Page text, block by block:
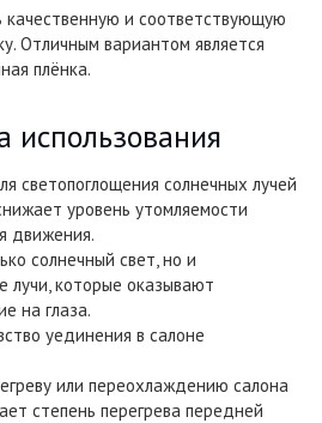
и соответствующую
Отличным вариантом является
плёнка.
использования
светопоглощения солнечных лучей
уровень утомляемости
движения.
солнечный свет, но и
лучи, которые оказывают
на глаза.
уединения в салоне
или переохлаждению салона
степень перегрева передней